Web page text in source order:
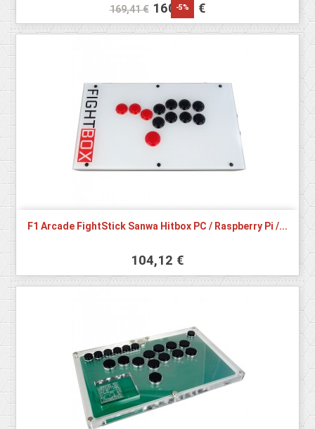
169,41 € -5%
160,94 €
F1 Arcade FightStick Sanwa Hitbox PC / Raspberry Pi /...
104,12 €